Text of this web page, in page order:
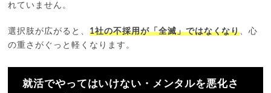
れていません。
選択肢が広がると、1社の不採用が「全滅」ではなくなり、心
の重さがぐっと軽くなります。
就活でやってはいけない・メンタルを悪化さ